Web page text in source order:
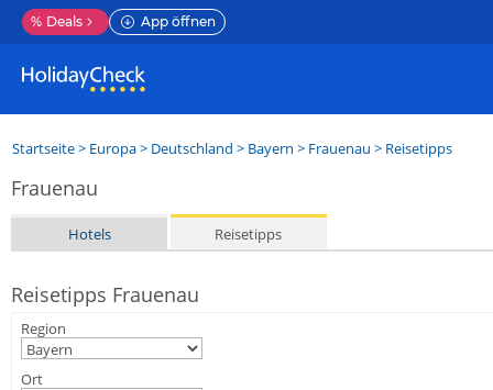
% Deals App öffnen
Startseite> Europa> Deutschland > Bayern > Frauenau > Reisetipps
Frauenau
Hotels Reisetipps
Reisetipps Frauenau
Region
Ort